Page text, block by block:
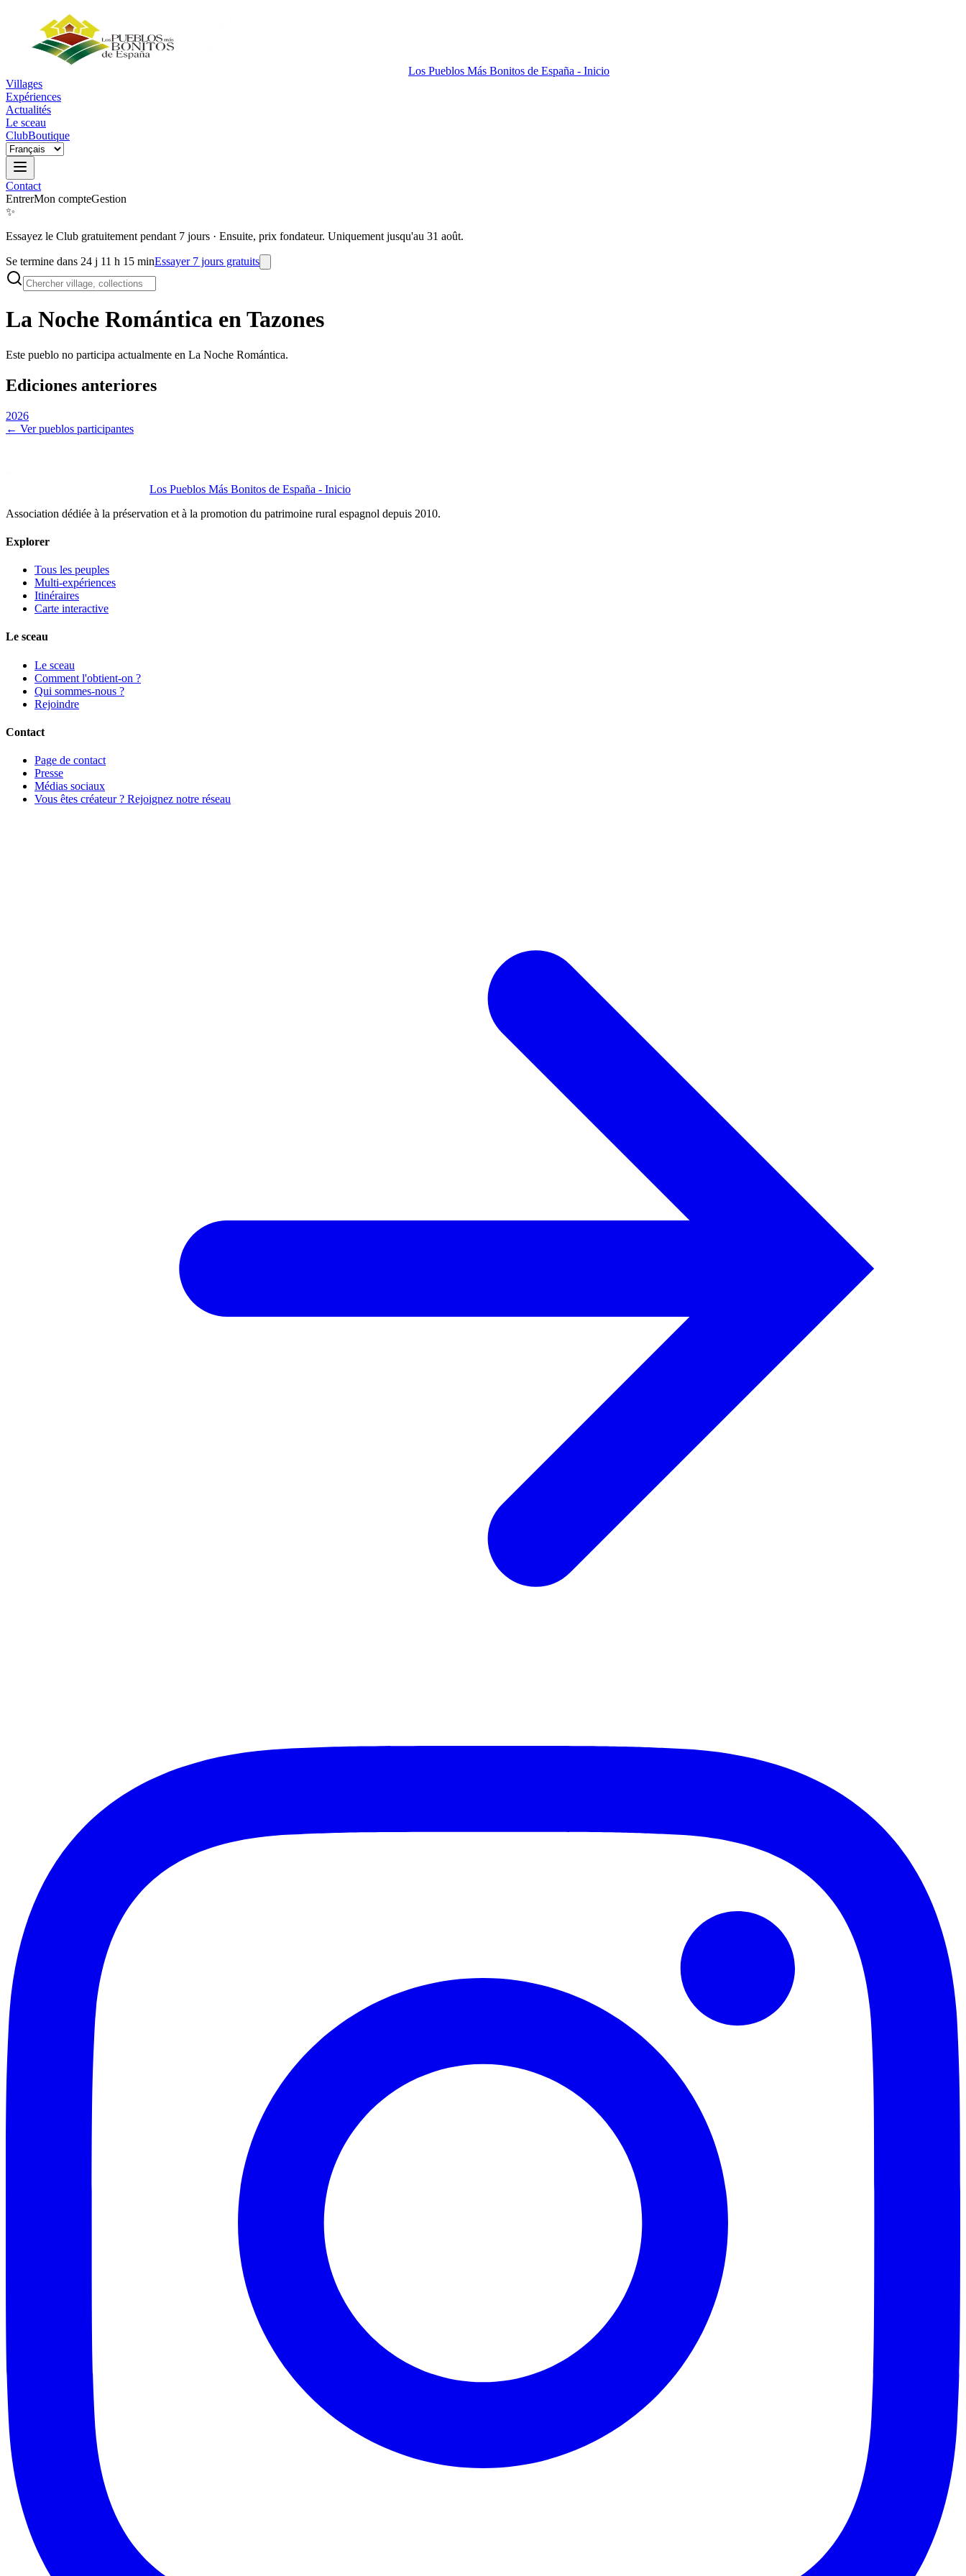
Los Pueblos Más Bonitos de España - Inicio
Villages
Expériences
Actualités
Le sceau
ClubBoutique
Contact
EntrerMon compteGestion
✨
Essayez le Club gratuitement pendant 7 jours · Ensuite, prix fondateur. Uniquement jusqu'au 31 août.
Se termine dans 24 j 11 h 15 minEssayer 7 jours gratuits
La Noche Romántica enTazones
Este pueblo no participa actualmente en La Noche Romántica.
Ediciones anteriores
2026
← Ver pueblos participantes
Los Pueblos Más Bonitos de España - Inicio
Association dédiée à la préservation et à la promotion du patrimoine rural espagnol depuis 2010.
Explorer
Tous les peuples
Multi-expériences
Itinéraires
Carte interactive
Le sceau
Le sceau
Comment l'obtient-on ?
Qui sommes-nous ?
Rejoindre
Contact
Page de contact
Presse
Médias sociaux
Vous êtes créateur ? Rejoignez notre réseau